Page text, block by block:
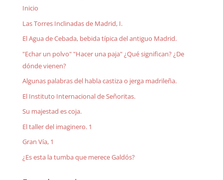
Inicio
Las Torres Inclinadas de Madrid, I.
El Agua de Cebada, bebida típica del antiguo Madrid.
"Echar un polvo" "Hacer una paja" ¿Qué significan? ¿De
dónde vienen?
Algunas palabras del habla castiza o jerga madrileña.
El Instituto Internacional de Señoritas.
Su majestad es coja.
El taller del imaginero. 1
Gran Vía, 1
¿Es esta la tumba que merece Galdós?